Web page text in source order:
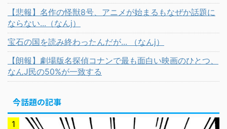
【悲報】名作の怪獣8号、アニメが始まるもなぜか話題に
ならない...（なんj）
宝石の国を読み終わったんだが... （なんj）
【朗報】劇場版名探偵コナンで最も面白い映画のひとつ、
なんJ民の50%が一致する
今話題の記事